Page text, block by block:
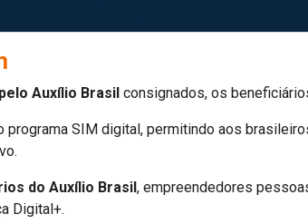
Auxílio Brasil consignados, os
SIM digital, permitindo aos
do Auxílio Brasil , empreendedores
Digital+.